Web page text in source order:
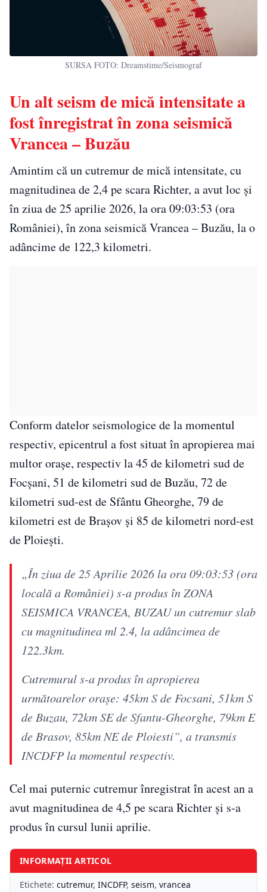
SURSA FOTO: Dreamstime/Seismograf
Un alt seism de mică intensitate a
fost înregistrat în zona seismică
Vrancea – Buzău
Amintim că un cutremur de mică intensitate, cu
magnitudinea de 2,4 pe scara Richter, a avut loc și
în ziua de 25 aprilie 2026, la ora 09:03:53 (ora
României), în zona seismică Vrancea – Buzău, la o
adâncime de 122,3 kilometri.
Conform datelor seismologice de la momentul
respectiv, epicentrul a fost situat în apropierea mai
multor orașe, respectiv la 45 de kilometri sud de
Focșani, 51 de kilometri sud de Buzău, 72 de
kilometri sud-est de Sfântu Gheorghe, 79 de
kilometri est de Brașov și 85 de kilometri nord-est
de Ploiești.
„În ziua de 25 Aprilie 2026 la ora 09:03:53 (ora
locală a României) s-a produs în ZONA
SEISMICA VRANCEA, BUZAU un cutremur slab
cu magnitudinea ml 2.4, la adâncimea de
122.3km.
Cutremurul s-a produs în apropierea
următoarelor oraşe: 45km S de Focsani, 51km S
de Buzau, 72km SE de Sfantu-Gheorghe, 79km E
de Brasov, 85km NE de Ploiesti”, a transmis
INCDFP la momentul respectiv.
Cel mai puternic cutremur înregistrat în acest an a
avut magnitudinea de 4,5 pe scara Richter și s-a
produs în cursul lunii aprilie.
INFORMAȚII ARTICOL
Etichete: cutremur, INCDFP, seism, vrancea